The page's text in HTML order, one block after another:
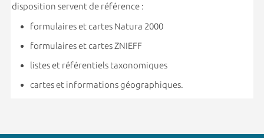
disposition servent de référence :
formulaires et cartes Natura 2000
formulaires et cartes ZNIEFF
listes et référentiels taxonomiques
cartes et informations géographiques.